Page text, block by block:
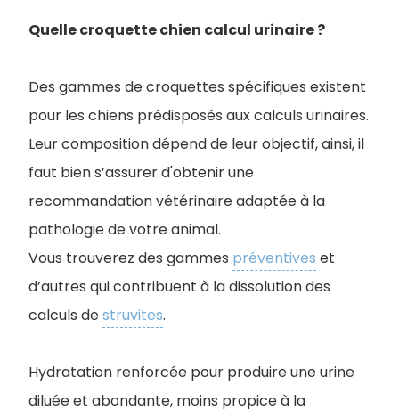
Quelle croquette chien calcul urinaire ?
Des gammes de croquettes spécifiques existent
pour les chiens prédisposés aux calculs urinaires.
Leur composition dépend de leur objectif, ainsi, il
faut bien s’assurer d'obtenir une
recommandation vétérinaire adaptée à la
pathologie de votre animal.
Vous trouverez des gammes préventives et
d’autres qui contribuent à la dissolution des
calculs destruvites.
Hydratation renforcée pour produire une urine
diluée et abondante, moins propice à la